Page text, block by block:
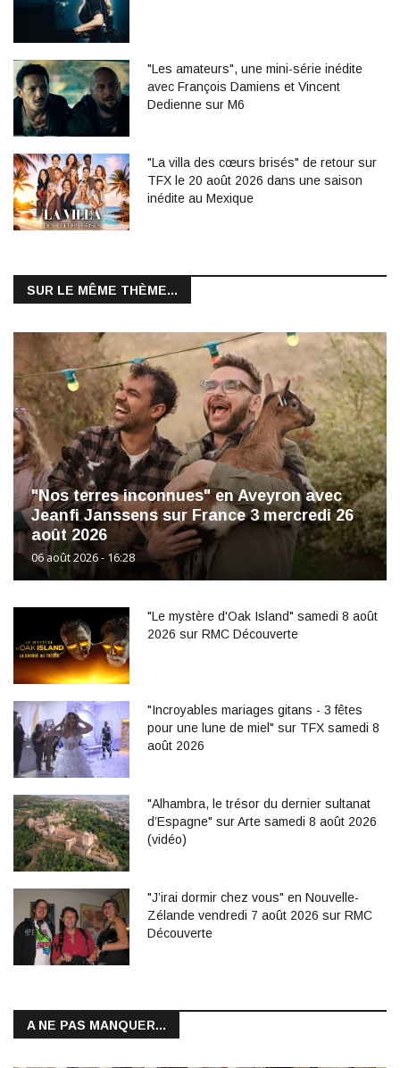
"Les amateurs", une mini-série inédite
avec François Damiens et Vincent
Dedienne sur M6
"La villa des cœurs brisés" de retour sur
TFX le 20 août 2026 dans une saison
inédite au Mexique
SUR LE MÊME THÈME...
"Nos terres inconnues" en Aveyron avec
Jeanfi Janssens sur France 3 mercredi 26
août 2026
06 août 2026 - 16:28
"Le mystère d'Oak Island" samedi 8 août
2026 sur RMC Découverte
"Incroyables mariages gitans - 3 fêtes
pour une lune de miel" sur TFX samedi 8
août 2026
"Alhambra, le trésor du dernier sultanat
d’Espagne" sur Arte samedi 8 août 2026
(vidéo)
"J’irai dormir chez vous" en Nouvelle-
Zélande vendredi 7 août 2026 sur RMC
Découverte
A NE PAS MANQUER...